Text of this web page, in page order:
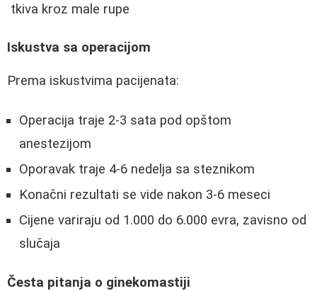
tkiva kroz male rupe
Iskustva sa operacijom
Prema iskustvima pacijenata:
Operacija traje 2-3 sata pod opštom
anestezijom
Oporavak traje 4-6 nedelja sa steznikom
Konačni rezultati se vide nakon 3-6 meseci
Cijene variraju od 1.000 do 6.000 evra, zavisno od
slučaja
Česta pitanja o ginekomastiji